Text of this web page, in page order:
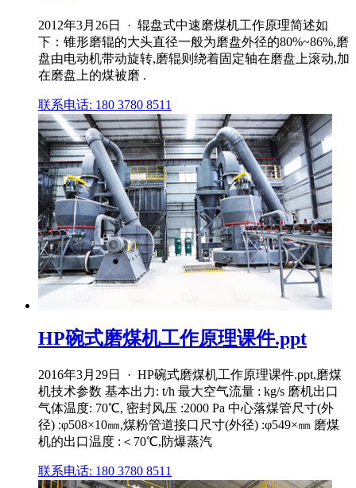
2012年3月26日 · 辊盘式中速磨煤机工作原理简述如
下：锥形磨辊的大头直径一般为磨盘外径的80%~86%,磨
盘由电动机带动旋转,磨辊则绕着固定轴在磨盘上滚动,加
在磨盘上的煤被磨 .
联系电话: 180 3780 8511
HP碗式磨煤机工作原理课件.ppt
2016年3月29日 · HP碗式磨煤机工作原理课件.ppt,磨煤
机技术参数 基本出力: t/h 最大空气流量 : kg/s 磨机出口
气体温度: 70℃, 密封风压 :2000 Pa 中心落煤管尺寸(外
径) :φ508×10㎜,煤粉管道接口尺寸(外径) :φ549×㎜ 磨煤
机的出口温度 :＜70℃,防爆蒸汽
联系电话: 180 3780 8511